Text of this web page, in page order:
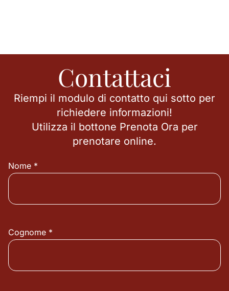
Contattaci
Riempi il modulo di contatto qui sotto per
richiedere informazioni!
Utilizza il bottone Prenota Ora per
prenotare online.
Nome *
Cognome *